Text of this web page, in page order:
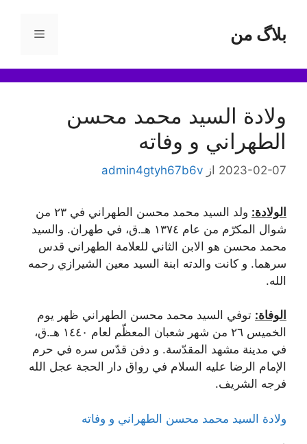
محتوابلاگ من فهرست
ولادة السيد محمد محسن
الطهراني و وفاته
2023-02-07 از admin4gtyh67b6v
الولادة:
ولد السيد محمد محسن الطهراني في ۲۳ من
شوال ‌المكرّم من عام ۱۳۷٤ هـ.ق، في طهران. والسيد
محمد محسن هو الابن الثاني للعلامة الطهراني قدس
سرهما. و كانت والدته ابنة السيد معين الشيرازي رحمه
الله.
الوفاة: توفي السيد محمد محسن الطهراني ظهر يوم
الخميس ۲٦ من شهر شعبان ‌المعظّم لعام ۱٤٤۰ هـ.ق،
في مدينة مشهد المقدّسة. و دفن قدّس سره في حرم
الإمام الرضا عليه السلام في رواق دار الحجة عجل الله
فرجه الشريف.
ولادة السيد محمد محسن الطهراني و وفاته